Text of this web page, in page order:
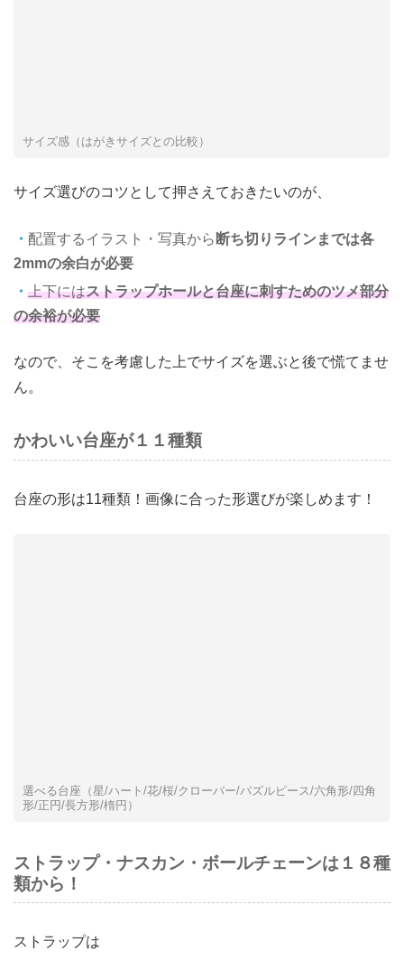
サイズ感（はがきサイズとの比較）
サイズ選びのコツとして押さえておきたいのが、
配置するイラスト・写真から 断ち切りラインまでは各
2mmの余白が必要
上下にはストラップホールと台座に刺すためのツメ部分
の余裕が必要
なので、そこを考慮した上でサイズを選ぶと後で慌てませ
ん。
かわいい台座が１１種類
台座の形は11種類！画像に合った形選びが楽しめます！
選べる台座（星/ハート/花/桜/クローバー/パズルピース/六角形/四角
形/正円/長方形/楕円）
ストラップ・ナスカン・ボールチェーンは１８種
類から！
ストラップは